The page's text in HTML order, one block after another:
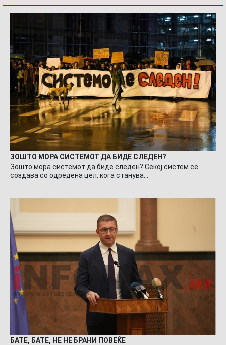
ЗОШТО МОРА СИСТЕМОТ ДА БИДЕ СЛЕДЕН?
Зошто мора системот да биде следен? Секој систем се
создава со одредена цел, кога станува…
БАТЕ, БАТЕ, НЕ НЕ БРАНИ ПОВЕЌЕ